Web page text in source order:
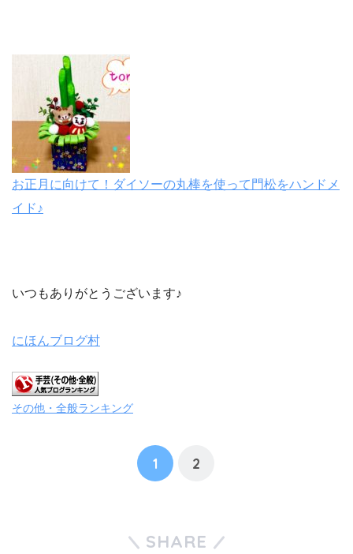
お正月に向けて！ダイソーの丸棒を使って門松をハンドメ
イド♪
いつもありがとうございます♪
にほんブログ村
その他・全般ランキング
1 2
SHARE